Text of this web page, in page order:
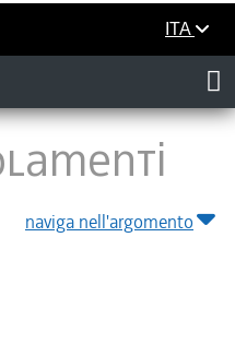
ITA
naviga nell'argomento